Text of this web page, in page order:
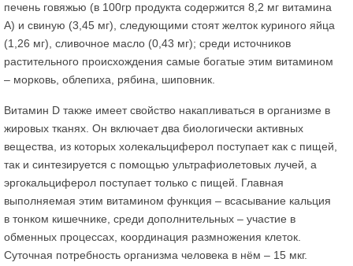
печень говяжью (в 100гр продукта содержится 8,2 мг витамина
А) и свиную (3,45 мг), следующими стоят желток куриного яйца
(1,26 мг), сливочное масло (0,43 мг); среди источников
растительного происхождения самые богатые этим витамином
– морковь, облепиха, рябина, шиповник.
Витамин D также имеет свойство накапливаться в организме в
жировых тканях. Он включает два биологически активных
вещества, из которых холекальциферол поступает как с пищей,
так и синтезируется с помощью ультрафиолетовых лучей, а
эргокальциферол поступает только с пищей. Главная
выполняемая этим витамином функция – всасывание кальция
в тонком кишечнике, среди дополнительных – участие в
обменных процессах, координация размножения клеток.
Суточная потребность организма человека в нём – 15 мкг.